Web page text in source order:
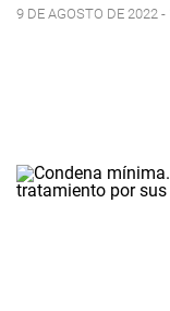
9 DE AGOSTO DE 2022 -